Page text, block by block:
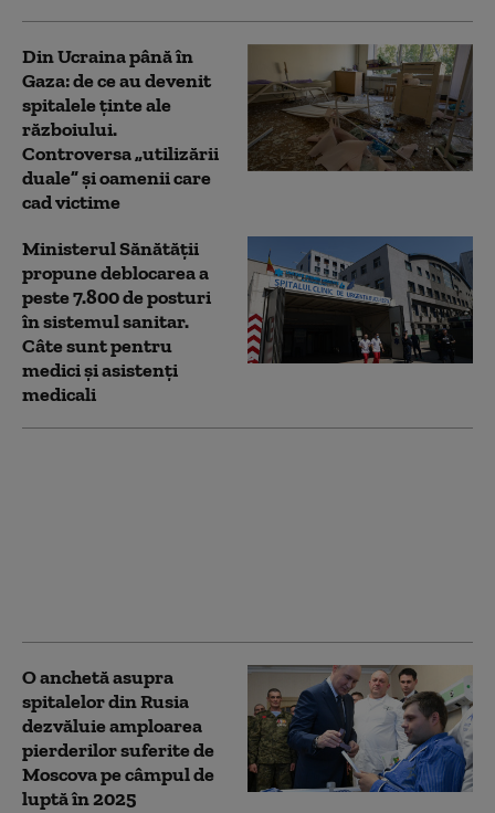
Din Ucraina până în
Gaza: de ce au devenit
spitalele ținte ale
războiului.
Controversa „utilizării
duale” și oamenii care
cad victime
Ministerul Sănătății
propune deblocarea a
peste 7.800 de posturi
în sistemul sanitar.
Câte sunt pentru
medici și asistenți
medicali
O anchetă asupra
spitalelor din Rusia
dezvăluie amploarea
pierderilor suferite de
Moscova pe câmpul de
luptă în 2025